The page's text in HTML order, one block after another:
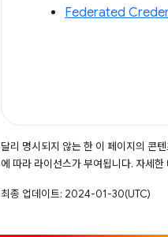
Federated
달리 명시되지 않는 한 이 페이지의 콘
에 따라 라이선스가 부여됩니다. 자세한
최종 업데이트: 2024-01-30(UTC)